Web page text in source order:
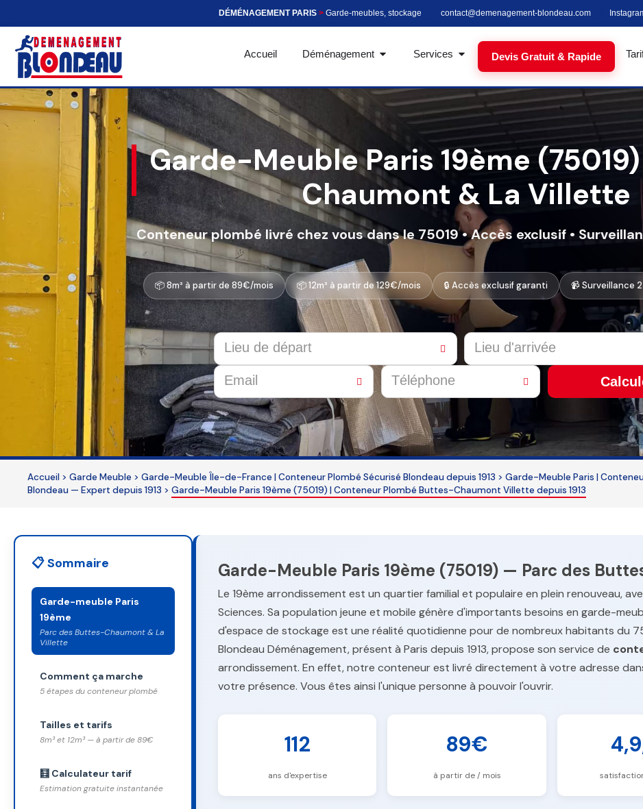
DÉMÉNAGEMENT PARIS> Garde-meubles, stockage contact@demenagement-blondeau.com
Accueil Déménagement Services Devis Gratuit & Rapide
Garde-Meuble Paris 19ème
Chaumont & La Villette
Conteneur plombé livré chez vous dans le 75019 • Accès exclusif •
📦 8m³ à partir de 89€/mois 📦 12m³ à partir de 129€/mois 🔒 Accès exclusif garanti 📹 Surveillance
This
field
should
left
Accueil > Garde Meuble > Garde-Meuble Île-de-France | Conteneur Plombé Sécurisé Blondeau depuis 1913 > Garde-Meuble Paris |
Blondeau — Expert depuis 1913 > Garde-Meuble Paris 19ème (75019) | Conteneur Plombé Buttes-Chaumont Villette depuis 1913
📋 Sommaire
Garde-meuble Paris
19ème
Parc des Buttes-Chaumont & La
Villette
Comment ça marche
5 étapes du conteneur plombé
Tailles et tarifs
8m³ et 12m³ — à partir de 89€
🧮 Calculateur tarif
Estimation gratuite instantanée
Garde-Meuble Paris 19ème (75019) — Parc des
Le 19ème arrondissement est un quartier familial et populaire en plein renouveau,
Sciences. Sa population jeune et mobile génère d'importants besoins en garde-
d'espace de stockage est une réalité quotidienne pour de nombreux habitants du
Blondeau Déménagement, présent à Paris depuis 1913, propose son service de
arrondissement. En effet, notre conteneur est livré directement à votre adresse
votre présence. Vous êtes ainsi l'unique personne à pouvoir l'ouvrir.
112
ans d'expertise
89€
à partir de / mois